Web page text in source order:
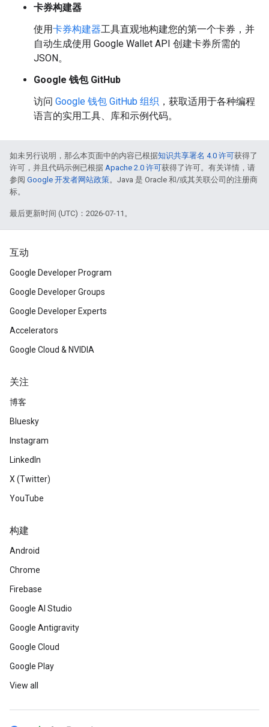
卡券构建器
使用卡券构建器工具直观地构建您的第一个卡券，并
自动生成使用 Google Wallet API 创建卡券所需的
JSON。
Google 钱包 GitHub
访问 Google 钱包 GitHub 组织 ，获取适用于各种编程
语言的实用工具、库和示例代码。
如未另行说明，那么本页面中的内容已根据知识共享署名 4.0 许可获得了
许可，并且代码示例已根据 Apache 2.0 许可获得了许可。有关详情，请
参阅 Google 开发者网站政策。Java 是 Oracle 和/或其关联公司的注册商
标。
最后更新时间 (UTC)：2026-07-11。
互动
Google Developer Program
Google Developer Groups
Google Developer Experts
Accelerators
Google Cloud & NVIDIA
关注
博客
Bluesky
Instagram
LinkedIn
X (Twitter)
YouTube
构建
Android
Chrome
Firebase
Google AI Studio
Google Antigravity
Google Cloud
Google Play
View all